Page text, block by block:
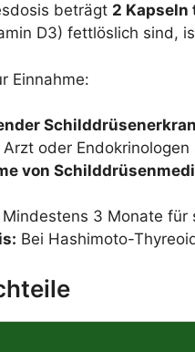
beträgt 2 Kapseln
D3) fettlöslich sind,
Einnahme:
oder Endokrinologen
von
Mindestens 3 Monate für
Bei Hashimoto-